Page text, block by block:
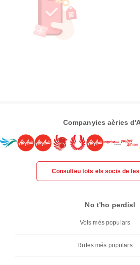
Companyies aèries
Consulteu tots els socis de
No t'ho perdis!
Vols més populars
Rutes més populars